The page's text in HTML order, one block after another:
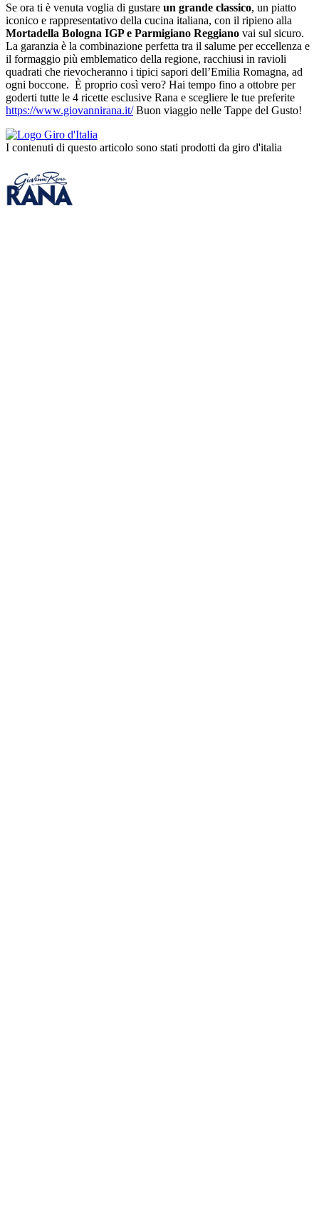
Se ora ti è venuta voglia di gustare un grande classico, un piatto
iconico e rappresentativo della cucina italiana, con il ripieno alla
Mortadella Bologna IGP e Parmigiano Reggiano vai sul sicuro.
La garanzia è la combinazione perfetta tra il salume per eccellenza e
il formaggio più emblematico della regione, racchiusi in ravioli
quadrati che rievocheranno i tipici sapori dell’Emilia Romagna, ad
ogni boccone. È proprio così vero? Hai tempo fino a ottobre per
goderti tutte le 4 ricette esclusive Rana e scegliere le tue preferite
https://www.giovannirana.it/Buon viaggio nelle Tappe del Gusto!
I contenuti di questo articolo sono stati prodotti da giro d'italia